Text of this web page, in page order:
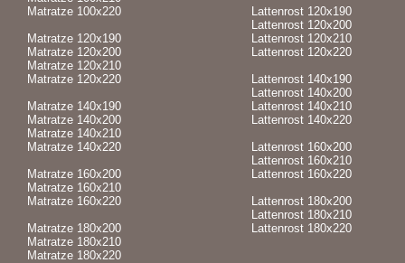
Matratze 100x220
Matratze 120x190
Matratze 120x200
Matratze 120x210
Matratze 120x220
Matratze 140x190
Matratze 140x200
Matratze 140x210
Matratze 140x220
Matratze 160x200
Matratze 160x210
Matratze 160x220
Matratze 180x200
Matratze 180x210
Matratze 180x220
Lattenrost 120x190
Lattenrost 120x200
Lattenrost 120x210
Lattenrost 120x220
Lattenrost 140x190
Lattenrost 140x200
Lattenrost 140x210
Lattenrost 140x220
Lattenrost 160x200
Lattenrost 160x210
Lattenrost 160x220
Lattenrost 180x200
Lattenrost 180x210
Lattenrost 180x220